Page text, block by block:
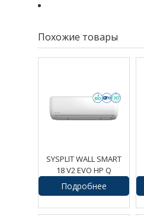
Похожие товары
SYSPLIT WALL SMART
18 V2 EVO HP Q
79220руб.
Подробнее